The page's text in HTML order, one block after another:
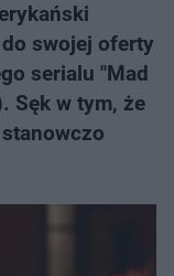
do swojej oferty
serialu "Mad
Sęk w tym, że